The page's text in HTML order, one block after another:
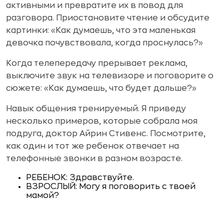
активными и превратите их в повод для
разговора. Приостановите чтение и обсудите
картинки: «Как думаешь, что эта маленькая
девочка почувствовала, когда проснулась?»
Когда телепередачу прерывает реклама,
выключите звук на телевизоре и поговорите о
сюжете: «Как думаешь, что будет дальше?»
Навык общения тренируемый. Я приведу
несколько примеров, которые собрала моя
подруга, доктор Айрин Стивенс. Посмотрите,
как один и тот же ребенок отвечает на
телефонные звонки в разном возрасте.
РЕБЕНОК: Здравствуйте.
ВЗРОСЛЫЙ: Могу я поговорить с твоей
мамой?